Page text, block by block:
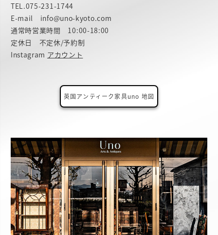
TEL.075-231-1744
E-mail info@uno-kyoto.com
通常時営業時間 10:00-18:00
定休日 不定休/予約制
Instagram アカウント
英国アンティーク家具uno 地図